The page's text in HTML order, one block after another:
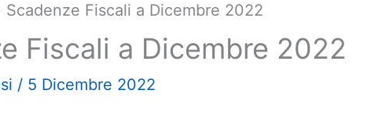
Scadenze Fiscali a Dicembre 2022
Fiscali a Dicembre 2022
/ 5 Dicembre 2022